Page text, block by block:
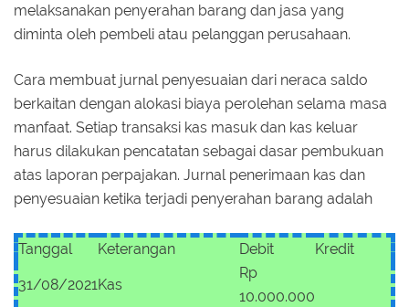
melaksanakan penyerahan barang dan jasa yang
diminta oleh pembeli atau pelanggan perusahaan.
Cara membuat jurnal penyesuaian dari neraca saldo
berkaitan dengan alokasi biaya perolehan selama masa
manfaat. Setiap transaksi kas masuk dan kas keluar
harus dilakukan pencatatan sebagai dasar pembukuan
atas laporan perpajakan. Jurnal penerimaan kas dan
penyesuaian ketika terjadi penyerahan barang adalah
Tanggal Keterangan Debit Kredit
31/08/2021Kas
Rp
10.000.000